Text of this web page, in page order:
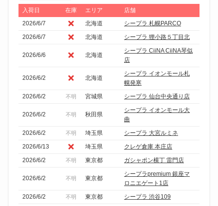
リ
ア
り
み
入荷日 在庫 エリア
店舗
2026/6/7
北海道
シープラ 札幌PARCO
2026/6/7
北海道 シープラ 狸小路５丁目北
2026/6/6 北海道
シープラ CiiNA CiiNA琴似
店
2026/6/2 北海道
シープラ イオンモール札
幌発寒
2026/6/2
不明 宮城県 シープラ 仙台中央通り店
2026/6/2 不明 秋田県
シープラ イオンモール大
曲
2026/6/2
不明 埼玉県
シープラ 大宮ルミネ
2026/6/13
埼玉県
クレゲ倉庫 本庄店
2026/6/2
不明 東京都 ガシャポン横丁 雷門店
2026/6/2 不明 東京都
シープラpremium 銀座マ
ロニエゲート1店
2026/6/2
不明 東京都
シープラ 渋谷109